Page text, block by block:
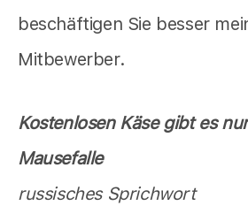
beschäftigen Sie besser
Mitbewerber.
Kostenlosen Käse gibt es
Mausefalle
russisches Sprichwort